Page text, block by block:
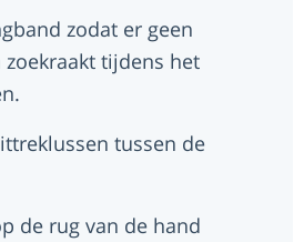
zodat er geen
tijdens het
tussen de
de rug van de hand